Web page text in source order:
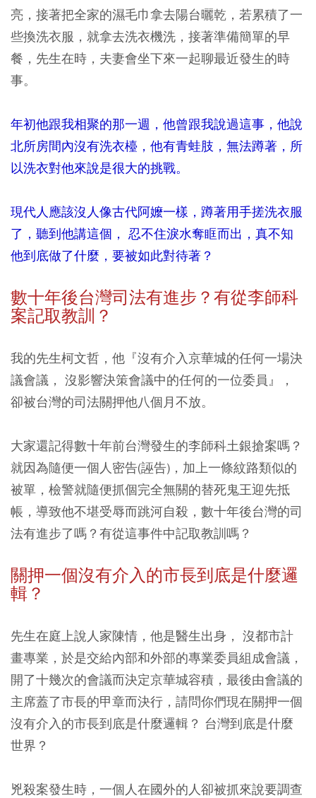
亮，接著把全家的濕毛巾拿去陽台曬乾，若累積了一
些換洗衣服，就拿去洗衣機洗，接著準備簡單的早
餐，先生在時，夫妻會坐下來一起聊最近發生的時
事。
年初他跟我相聚的那一週，他曾跟我說過這事，他說
北所房間內沒有洗衣檯，他有青蛙肢，無法蹲著，所
以洗衣對他來說是很大的挑戰。
現代人應該沒人像古代阿嬤一樣，蹲著用手搓洗衣服
了，聽到他講這個， 忍不住淚水奪眶而出，真不知
他到底做了什麼，要被如此對待著？
數十年後台灣司法有進步？有從李師科
案記取教訓？
我的先生柯文哲，他『沒有介入京華城的任何一場決
議會議， 沒影響決策會議中的任何的一位委員』，
卻被台灣的司法關押他八個月不放。
大家還記得數十年前台灣發生的李師科土銀搶案嗎？
就因為隨便一個人密告(誣告)，加上一條紋路類似的
被單，檢警就隨便抓個完全無關的替死鬼王迎先抵
帳，導致他不堪受辱而跳河自殺，數十年後台灣的司
法有進步了嗎？有從這事件中記取教訓嗎？
關押一個沒有介入的市長到底是什麼邏
輯？
先生在庭上說人家陳情，他是醫生出身， 沒都市計
畫專業，於是交給內部和外部的專業委員組成會議，
開了十幾次的會議而決定京華城容積，最後由會議的
主席蓋了市長的甲章而決行，請問你們現在關押一個
沒有介入的市長到底是什麼邏輯？ 台灣到底是什麼
世界？
兇殺案發生時，一個人在國外的人卻被抓來說要調查